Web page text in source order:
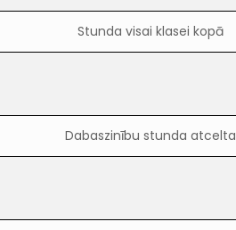
Stunda visai klasei kopā
Dabaszinību stunda atcelta